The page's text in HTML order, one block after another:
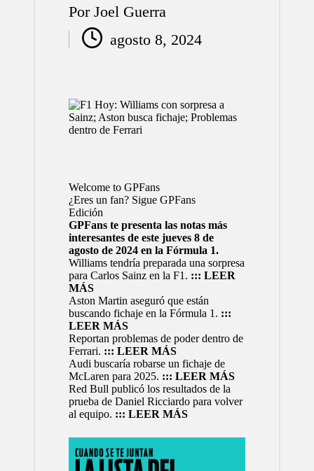
Publicado
por
Por Joel Guerra
agosto 8, 2024
Welcome to GPFans
¿Eres un fan? Sigue GPFans
Edición
GPFans te presenta las notas más
interesantes de este jueves 8 de
agosto de 2024 en la Fórmula 1.
Williams tendría preparada una sorpresa
para Carlos Sainz en la F1. ::: LEER
MÁS
Aston Martin aseguró que están
buscando fichaje en la Fórmula 1. :::
LEER MÁS
Reportan problemas de poder dentro de
Ferrari. ::: LEER MÁS
Audi buscaría robarse un fichaje de
McLaren para 2025. ::: LEER MÁS
Red Bull publicó los resultados de la
prueba de Daniel Ricciardo para volver
al equipo. ::: LEER MÁS